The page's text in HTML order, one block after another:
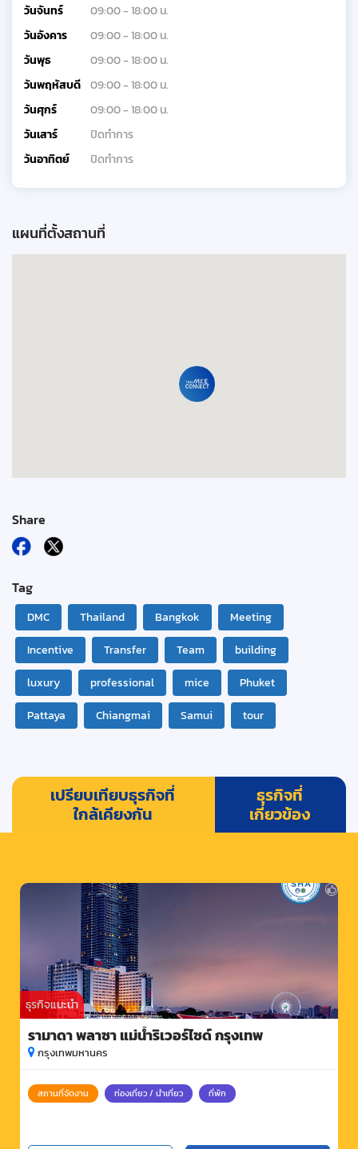
วันจันทร์
09:00 - 18:00 น.
วันอังคาร
09:00 - 18:00 น.
วันพุธ
09:00 - 18:00 น.
วันพฤหัสบดี 09:00 - 18:00 น.
วันศุกร์
09:00 - 18:00 น.
วันเสาร์
ปิดทำการ
วันอาทิตย์
ปิดทำการ
แผนที่ตั้งสถานที่
Share
Tag
DMC Thailand Bangkok
Meeting
Incentive
Transfer Team
building
luxury
professional mice
Phuket
Pattaya
Chiangmai Samui tour
เปรียบเทียบธุรกิจที่
ใกล้เคียงกัน
ธุรกิจที่
เกี่ยวข้อง
ธุรกิจแนะนำ
รามาดา พลาซา แม่น้ำริเวอร์ไซด์ กรุงเทพ
กรุงเทพมหานคร
สถานที่จัดงาน ท่องเที่ยว / นำเที่ยว ที่พัก